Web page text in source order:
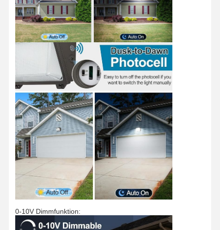
0-10V Dimmfunktion: